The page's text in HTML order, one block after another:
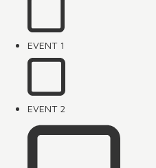
EVENT 1
EVENT 2